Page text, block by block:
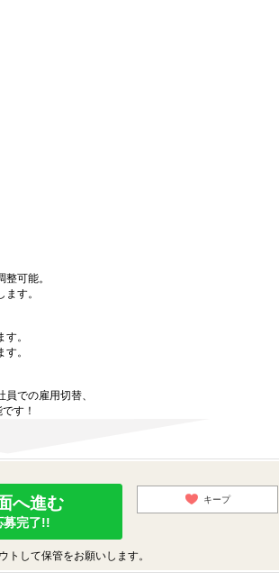
可能。
す。
。
。
での雇用切替、
す！
へ進む
募完了!!
キープ
して保管をお願いします。